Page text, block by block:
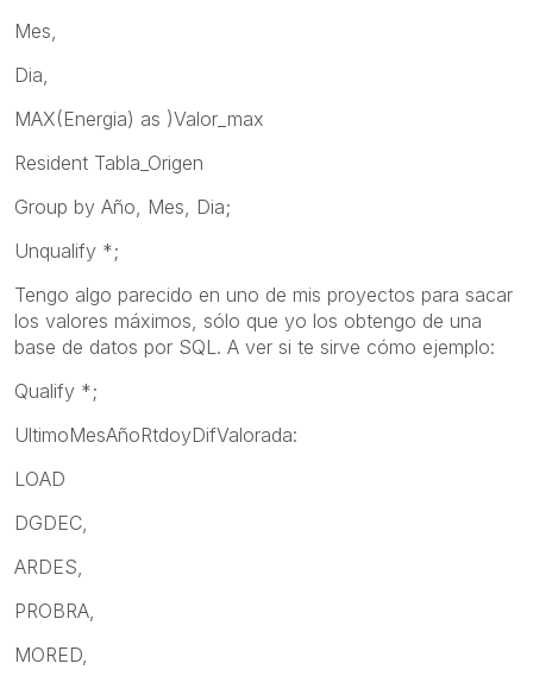
Mes,
Dia,
MAX(Energia) as )Valor_max
Resident Tabla_Origen
Group by Año, Mes, Dia;
Unqualify *;
Tengo algo parecido en uno de mis proyectos para sacar
los valores máximos, sólo que yo los obtengo de una
base de datos por SQL. A ver si te sirve cómo ejemplo:
Qualify *;
UltimoMesAñoRtdoyDifValorada:
LOAD
DGDEC,
ARDES,
PROBRA,
MORED,